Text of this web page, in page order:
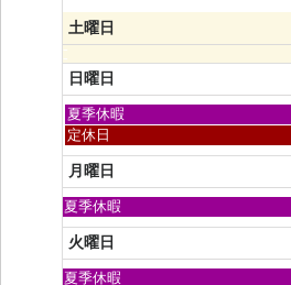
土曜日
日曜日
日
曜
日,
8
月
9th
2026
夏季休暇
日
曜
日,
8
月
2026
定休日
月曜日
日
曜
日,
8
月
夏季休暇
火曜日
日
夏季休暇